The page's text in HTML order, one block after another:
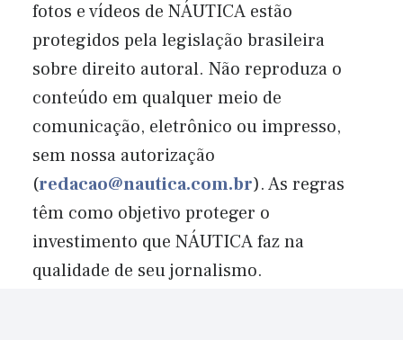
fotos e vídeos de NÁUTICA estão
protegidos pela legislação brasileira
sobre direito autoral. Não reproduza o
conteúdo em qualquer meio de
comunicação, eletrônico ou impresso,
sem nossa autorização
(redacao@nautica.com.br). As regras
têm como objetivo proteger o
investimento que NÁUTICA faz na
qualidade de seu jornalismo.